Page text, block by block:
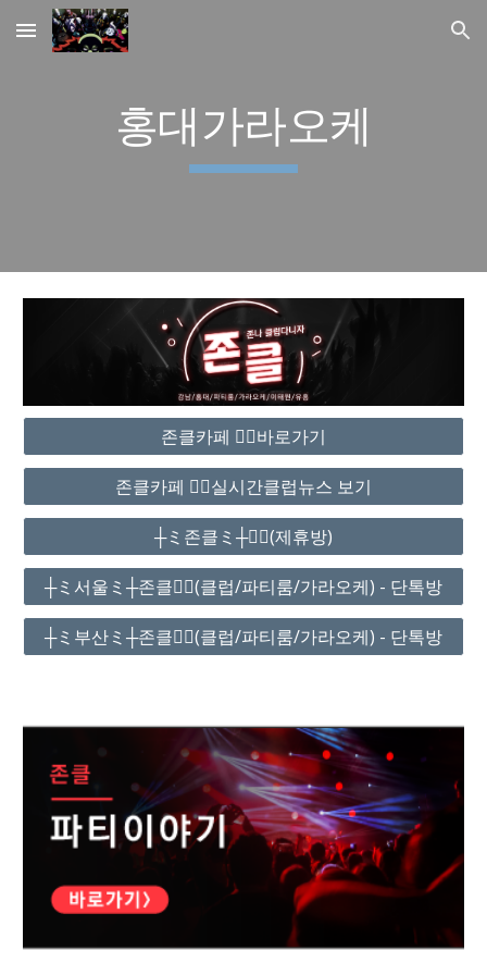
Skip to main content Skip to navigation
홍대가라오케
존클카페 ❤️‍🔥바로가기
존클카페 ❤️‍🔥실시간클럽뉴스 보기
┼ミ존클ミ┼❤️‍🔥(제휴방)
┼ミ서울ミ┼존클❤️‍🔥(클럽/파티룸/가라오케) - 단톡방
┼ミ부산ミ┼존클❤️‍🔥(클럽/파티룸/가라오케) - 단톡방